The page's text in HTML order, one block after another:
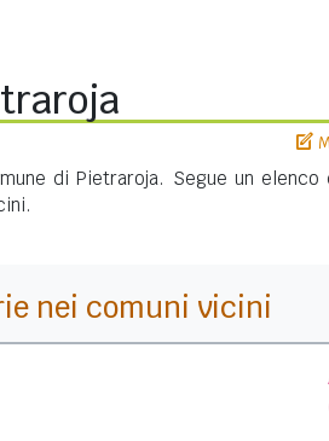
di Pietraroja. Segue un elenco
nei comuni vicini